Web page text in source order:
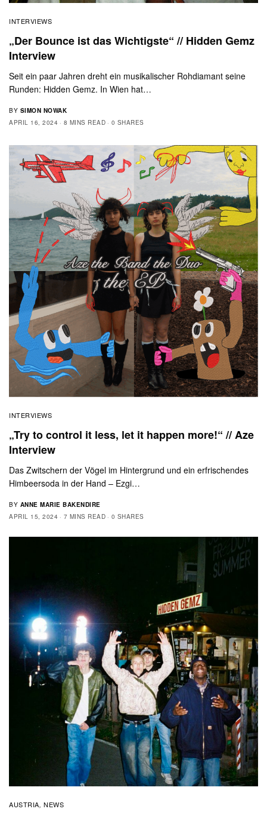
INTERVIEWS
„Der Bounce ist das Wichtigste“ // Hidden Gemz
Interview
Seit ein paar Jahren dreht ein musikalischer Rohdiamant seine
Runden: Hidden Gemz. In Wien hat…
BY SIMON NOWAK
APRIL 16, 2024
8 MINS READ 0 SHARES
INTERVIEWS
„Try to control it less, let it happen more!“ // Aze
Interview
Das Zwitschern der Vögel im Hintergrund und ein erfrischendes
Himbeersoda in der Hand – Ezgi…
BY ANNE MARIE BAKENDIRE
APRIL 15, 2024
7 MINS READ 0 SHARES
AUSTRIA, NEWS